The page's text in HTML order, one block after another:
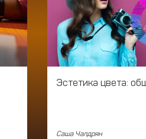
Эстетика цвета:
Саша Чалдрян